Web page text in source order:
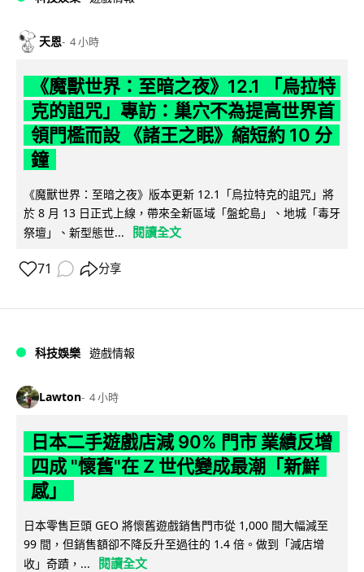
天恩 4 小時
《魔獸世界：至暗之夜》12.1 「烏拉特
克的詛咒」專訪：巢穴不為提高世界首
領門檻而設 《諸王之眠》縮短約 10 分
鐘
《魔獸世界：至暗之夜》版本更新 12.1「烏拉特克的詛咒」將
於 8 月 13 日正式上線，帶來全新區域「盤蛇島」、地城「毒牙
祭壇」、新型態世...
閱讀全文
71 分享
科技娛樂 遊戲情報
Lawton 4 小時
日本二手遊戲店減 90% 門市 業績反增
四成 "懷舊"在 Z 世代變成最潮「新鮮
感」
日本零售巨頭 GEO 將懷舊遊戲銷售門市從 1,000 間大幅減至
99 間，但銷售額卻不降反升至過往的 1.4 倍。做到「減店增
收」奇蹟，...
閱讀全文